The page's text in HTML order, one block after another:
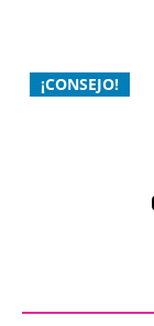
¡CONSEJO!
Xtra
Xtra